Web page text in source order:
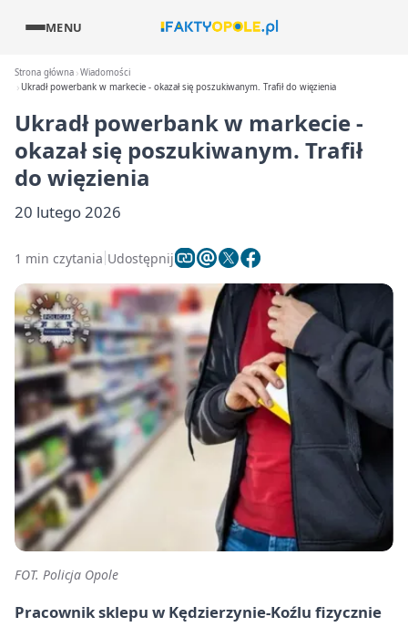
MENU
Strona główna Wiadomości
Ukradł powerbank w markecie - okazał się poszukiwanym. Trafił do więzienia
Ukradł powerbank w markecie -
okazał się poszukiwanym. Trafił
do więzienia
20 lutego 2026
1 min czytania Udostępnij
FOT. Policja Opole
Pracownik sklepu w Kędzierzynie-Koźlu fizycznie